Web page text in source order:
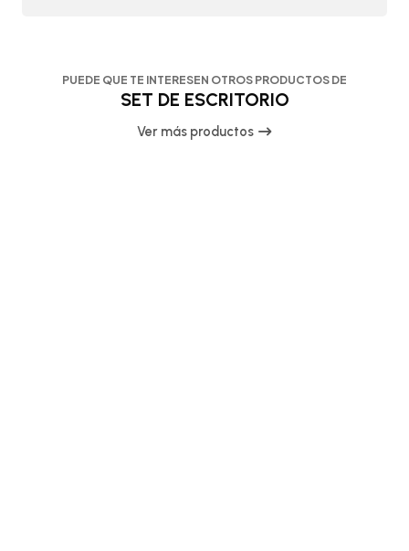
PUEDE QUE TE INTERESEN OTROS PRODUCTOS DE
SET DE ESCRITORIO
Ver más productos